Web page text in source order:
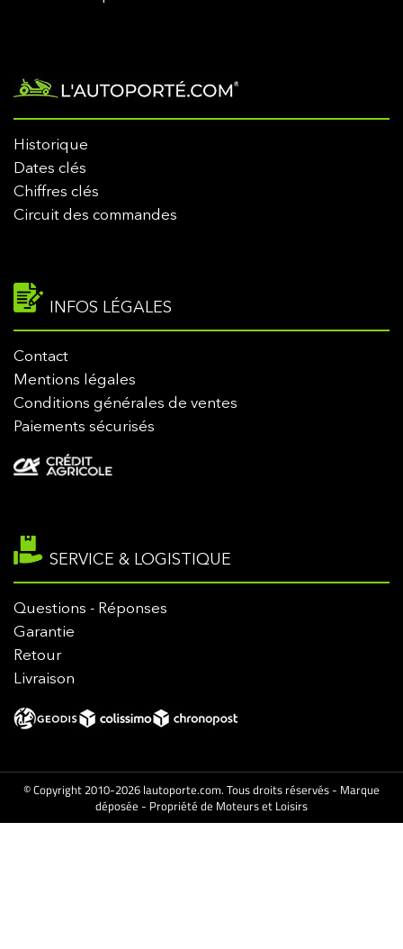
Historique
Dates clés
Chiffres clés
Circuit des commandes
INFOS LÉGALES
Contact
Mentions légales
Conditions générales de ventes
Paiements sécurisés
SERVICE & LOGISTIQUE
Questions - Réponses
Garantie
Retour
Livraison
© Copyright 2010-2026 lautoporte.com. Tous droits réservés - Marque
déposée - Propriété de Moteurs et Loisirs